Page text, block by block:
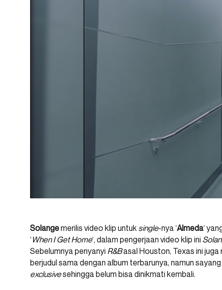
Solangemerilis video klip untuk single-nya ‘Almeda‘
‘ When I Get Home‘, dalam pengerjaan video klip ini
Sebelumnya penyanyi R&Basal Houston, Texas ini
berjudul sama dengan album terbarunya, namun
exclusivesehingga belum bisa dinikmati kembali.